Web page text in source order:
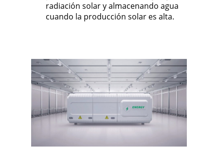
radiación solar y almacenando agua
cuando la producción solar es alta.